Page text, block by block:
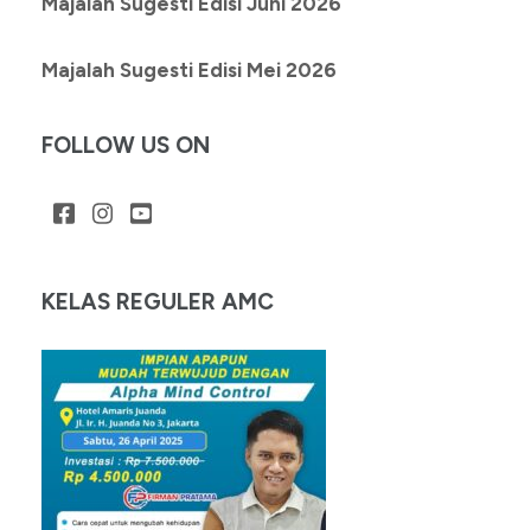
Majalah Sugesti Edisi Mei 2026
FOLLOW US ON
KELAS REGULER AMC